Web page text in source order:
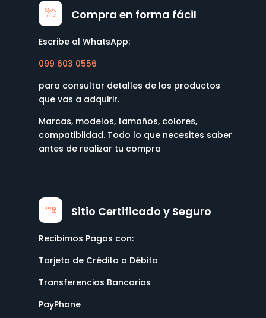
Compra en forma fácil
Escribe al WhatsApp:
099 603 0556
para consultar detalles de los productos
que vas a adquirir.
Marcas, modelos, tamaños, colores,
compatiblidad. Todo lo que necesites saber
antes de realizar tu compra
Sitio Certificado y Seguro
Recibimos Pagos con:
Tarjeta de Crédito o Débito
Transferencias Bancarias
PayPhone